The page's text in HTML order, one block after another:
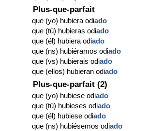
Plus-que-parfait
que (yo) hubiera odiado
que (tú) hubieras odiado
que (él) hubiera odiado
que (ns) hubiéramos odiado
que (vs) hubierais odiado
que (ellos) hubieran odiado
Plus-que-parfait (2)
que (yo) hubiese odiado
que (tú) hubieses odiado
que (él) hubiese odiado
que (ns) hubiésemos odiado